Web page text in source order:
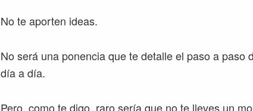
No te aporten ideas.
No será una ponencia que te detalle el paso a paso
día a día.
Pero, como te digo, raro sería que no te lleves un